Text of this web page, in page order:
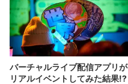
バーチャルライブ配信アプリが
リアルイベントしてみた結果!?